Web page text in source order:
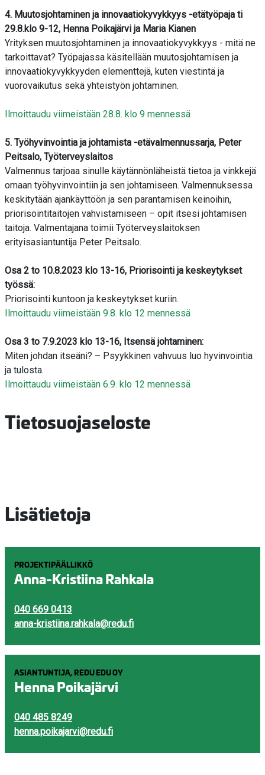
4. Muutosjohtaminen ja innovaatiokyvykkyys -etätyöpaja ti
29.8.klo 9-12, Henna Poikajärvi ja Maria Kianen
Yrityksen muutosjohtaminen ja innovaatiokyvykkyys - mitä ne
tarkoittavat? Työpajassa käsitellään muutosjohtamisen ja
innovaatiokyvykkyyden elementtejä, kuten viestintä ja
vuorovaikutus sekä yhteistyön johtaminen.
Ilmoittaudu viimeistään 28.8. klo 9 mennessä
5. Työhyvinvointia ja johtamista -etävalmennussarja, Peter
Peitsalo, Työterveyslaitos
Valmennus tarjoaa sinulle käytännönläheistä tietoa ja vinkkejä
omaan työhyvinvointiin ja sen johtamiseen. Valmennuksessa
keskitytään ajankäyttöön ja sen parantamisen keinoihin,
priorisointitaitojen vahvistamiseen – opit itsesi johtamisen
taitoja. Valmentajana toimii Työterveyslaitoksen
erityisasiantuntija Peter Peitsalo.
Osa 2 to 10.8.2023 klo 13-16, Priorisointi ja keskeytykset
työssä:
Priorisointi kuntoon ja keskeytykset kuriin.
Ilmoittaudu viimeistään 9.8. klo 12 mennessä
Osa 3 to 7.9.2023 klo 13-16, Itsensä johtaminen:
Miten johdan itseäni? – Psyykkinen vahvuus luo hyvinvointia
ja tulosta.
Ilmoittaudu viimeistään 6.9. klo 12 mennessä
Tietosuojaseloste
Lisätietoja
PROJEKTIPÄÄLLIKKÖ
Anna-Kristiina Rahkala
040 669 0413
anna-kristiina.rahkala@redu.fi
ASIANTUNTIJA, REDU EDU OY
Henna Poikajärvi
040 485 8249
henna.poikajarvi@redu.fi